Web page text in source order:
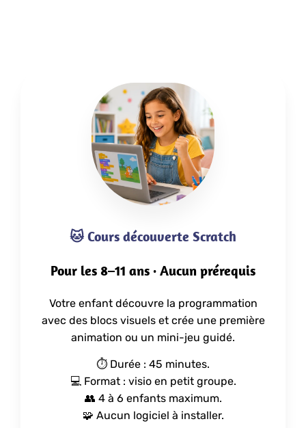
🐱 Cours découverte Scratch
Pour les 8–11 ans · Aucun prérequis
Votre enfant découvre la programmation
avec des blocs visuels et crée une première
animation ou un mini-jeu guidé.
⏱️ Durée : 45 minutes.
💻 Format : visio en petit groupe.
👥 4 à 6 enfants maximum.
🧩 Aucun logiciel à installer.